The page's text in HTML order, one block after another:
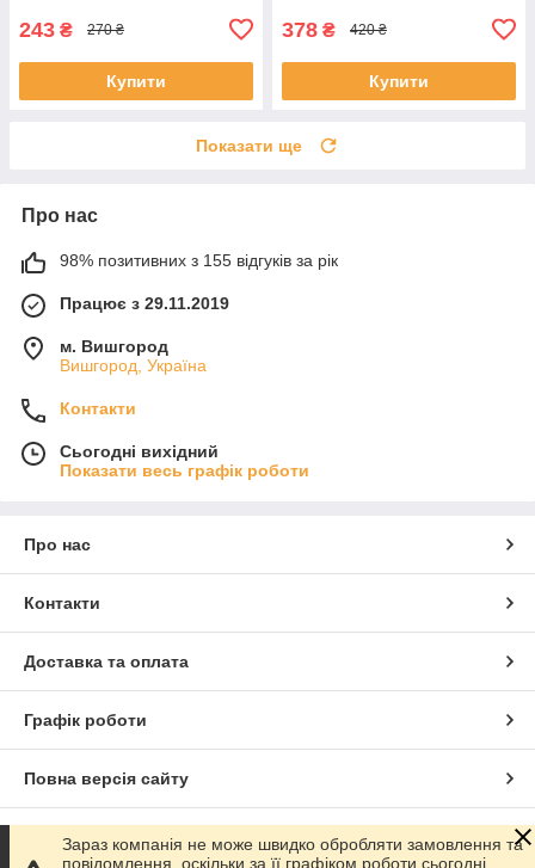
243 ₴ 270 ₴
Купити
378 ₴ 420 ₴
Купити
Показати ще
Про нас
98% позитивних з 155 відгуків за рік
Працює з 29.11.2019
м. Вишгород
Вишгород, Україна
Контакти
Сьогодні вихідний
Показати весь графік роботи
Про нас
Контакти
Доставка та оплата
Графік роботи
Повна версія сайту
Сайт створено на маркетплейсі Prom.ua
Зараз компанія не може швидко обробляти замовлення та
повідомлення, оскільки за її графіком роботи сьогодні